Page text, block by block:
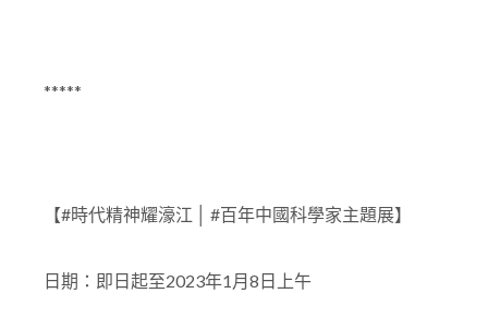
*****
【#時代精神耀濠江 │ #百年中國科學家主題展】
日期 ：即日起至2023年1 月8日上午